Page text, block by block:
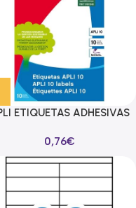
ETIQUETAS ADHESIVAS
C/ROMOS 1 X 10H
BLANCO
0,76€